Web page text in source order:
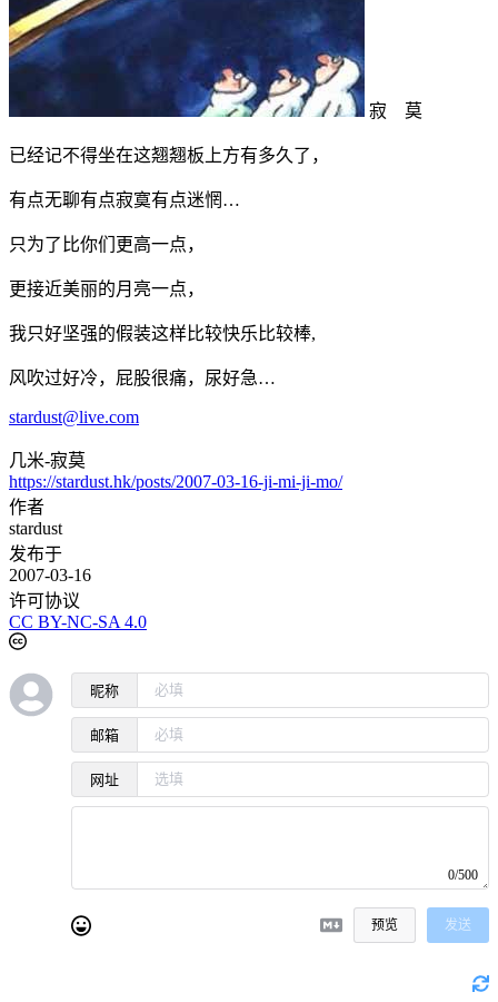
寂 莫
已经记不得坐在这翘翘板上方有多久了，
有点无聊有点寂寞有点迷惘…
只为了比你们更高一点，
更接近美丽的月亮一点，
我只好坚强的假装这样比较快乐比较棒,
风吹过好冷，屁股很痛，尿好急…
stardust@live.com
几米-寂莫
https://stardust.hk/posts/2007-03-16-ji-mi-ji-mo/
作者
stardust
发布于
2007-03-16
许可协议
CC BY-NC-SA 4.0
昵称
邮箱
网址
0/500
预览 发送